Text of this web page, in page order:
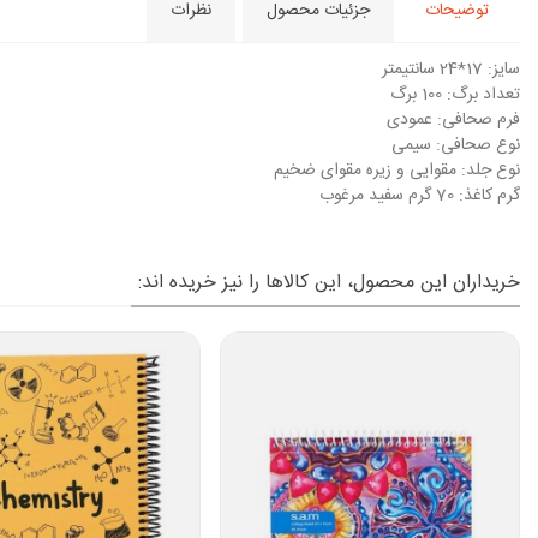
توضیحات جزئیات محصول نظرات
سایز: 17*24 سانتیمتر
تعداد برگ: 100 برگ
فرم صحافی: عمودی
نوع صحافی: سیمی
نوع جلد: مقوایی و زیره مقوای ضخیم
گرم کاغذ: 70 گرم سفید مرغوب
خریداران این محصول، این کالاها را نیز خریده اند: